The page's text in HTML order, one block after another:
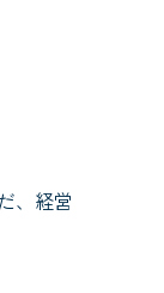
、経営